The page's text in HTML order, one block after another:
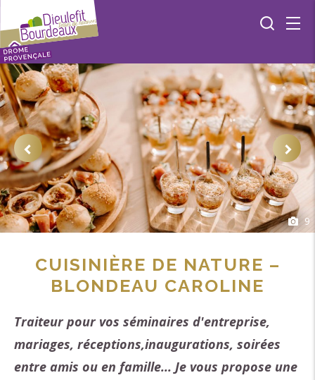
9
CUISINIÈRE DE NATURE –
BLONDEAU CAROLINE
Traiteur pour vos séminaires d'entreprise,
mariages, réceptions,inaugurations, soirées
entre amis ou en famille... Je vous propose une